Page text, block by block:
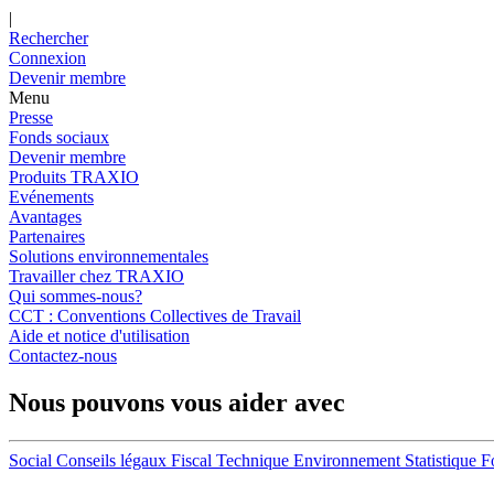
|
Rechercher
Connexion
Devenir membre
Menu
Presse
Fonds sociaux
Devenir membre
Produits TRAXIO
Evénements
Avantages
Partenaires
Solutions environnementales
Travailler chez TRAXIO
Qui sommes-nous?
CCT : Conventions Collectives de Travail
Aide et notice d'utilisation
Contactez-nous
Nous pouvons vous aider avec
Social Conseils légaux Fiscal Technique Environnement Statistique